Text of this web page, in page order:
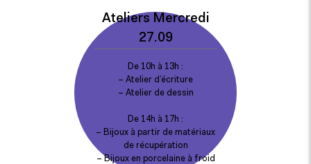
Ateliers Mercredi
27.09
De 10h à 13h :
– Atelier d’écriture
– Atelier de dessin
De 14h à 17h :
– Bijoux à partir de matériaux
de récupération
– Bijoux en porcelaine à froid